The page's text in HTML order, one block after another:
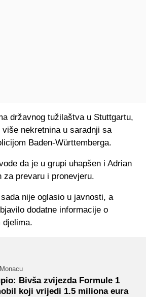
državnog tužilaštva u Stuttgartu,
nekretnina u saradnji sa
Baden-Württemberga.
da je u grupi uhapšen i Adrian
za prevaru i pronevjeru.
nije oglasio u javnosti, a
dodatne informacije o
djelima.
Bivša zvijezda Formule 1
koji vrijedi 1.5 miliona eura